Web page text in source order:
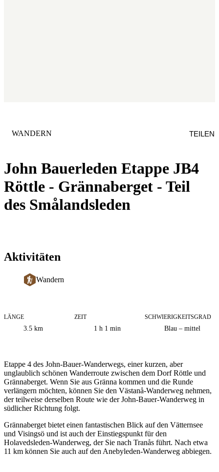
John Bauerleden Etappe JB4
Röttle - Grännaberget - Teil
des Smålandsleden
KATEGORIE
WANDERN TEILEN
Aktivitäten
Wandern
Informationen
zum
LÄNGE
3.5 km
ZEIT
1 h 1 min
SCHWIERIGKEITSGRAD
Blau – mittel
Etappe 4 des John-Bauer-Wanderwegs, einer kurzen, aber
unglaublich schönen Wanderroute zwischen dem Dorf Röttle und
Grännaberget. Wenn Sie aus Gränna kommen und die Runde
verlängern möchten, können Sie den Västanå-Wanderweg nehmen,
der teilweise derselben Route wie der John-Bauer-Wanderweg in
südlicher Richtung folgt.
Grännaberget bietet einen fantastischen Blick auf den Vätternsee
und Visingsö und ist auch der Einstiegspunkt für den
Holavedsleden-Wanderweg, der Sie nach Tranås führt. Nach etwa
11 km können Sie auch auf den Anebyleden-Wanderweg abbiegen.